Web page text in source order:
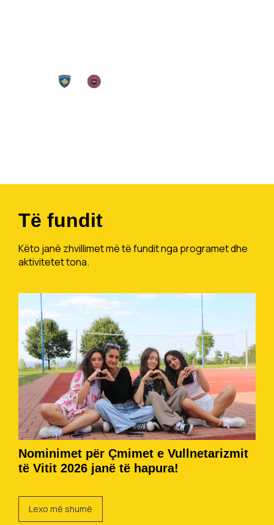
Të fundit
Këto janë zhvillimet më të fundit nga programet dhe
aktivitetet tona.
Nominimet për Çmimet e Vullnetarizmit
të Vitit 2026 janë të hapura!
Lexo më shumë